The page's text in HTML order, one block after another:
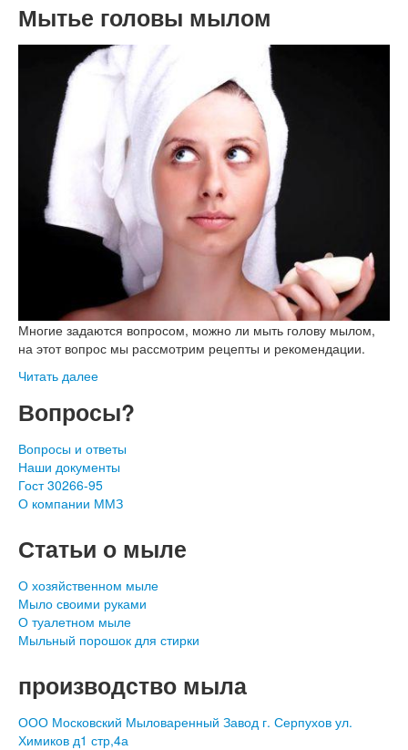
Мытье головы мылом
Многие задаются вопросом, можно ли мыть голову мылом,
на этот вопрос мы рассмотрим рецепты и рекомендации.
Читать далее
Вопросы?
Вопросы и ответы
Наши документы
Гост 30266-95
О компании ММЗ
Статьи о мыле
О хозяйственном мыле
Мыло своими руками
О туалетном мыле
Мыльный порошок для стирки
производство мыла
ООО Московский Мыловаренный Завод г. Серпухов ул.
Химиков д1 стр,4а